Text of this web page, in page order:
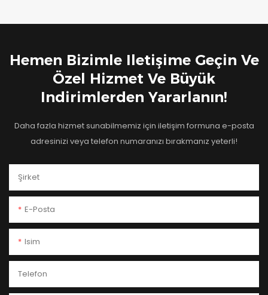
Hemen Bizimle Iletişime Geçin Ve
Özel Hizmet Ve Büyük
Indirimlerden Yararlanın!
Daha fazla hizmet sunabilmemiz için iletişim formuna e-posta
adresinizi veya telefon numaranızı bırakmanız yeterli!
Şirket
E-Posta
Isim
Telefon